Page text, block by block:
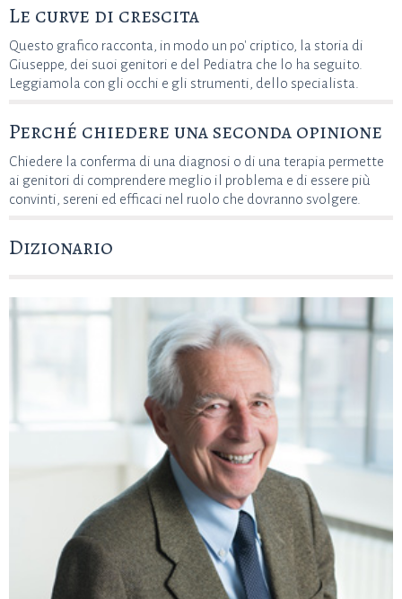
Le curve di crescita
Questo grafico racconta, in modo un po' criptico, la storia di
Giuseppe, dei suoi genitori e del Pediatra che lo ha seguito.
Leggiamola con gli occhi e gli strumenti, dello specialista.
Perché chiedere una seconda opinione
Chiedere la conferma di una diagnosi o di una terapia permette
ai genitori di comprendere meglio il problema e di essere più
convinti, sereni ed efficaci nel ruolo che dovranno svolgere.
Dizionario